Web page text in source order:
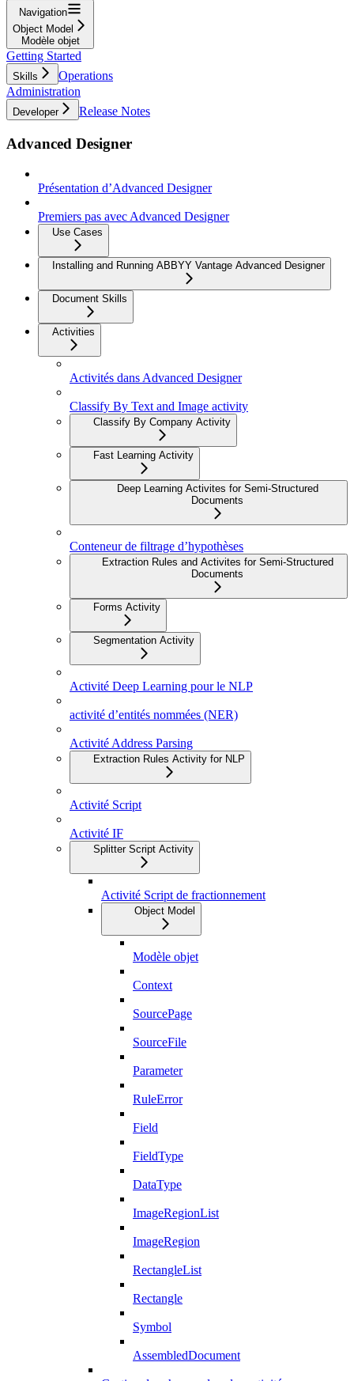
Navigation
Object Model
Modèle objet
Getting Started
Skills
Operations
Administration
Developer Release Notes
Advanced Designer
Présentation d’Advanced Designer
Premiers pas avec Advanced Designer
Use Cases
Installing and Running ABBYY Vantage Advanced Designer
Document Skills
Activities
Activités dans Advanced Designer
Classify By Text and Image activity
Classify By Company Activity
Fast Learning Activity
Deep Learning Activites for Semi-Structured
Documents
Conteneur de filtrage d’hypothèses
Extraction Rules and Activites for Semi-Structured
Documents
Forms Activity
Segmentation Activity
Activité Deep Learning pour le NLP
activité d’entités nommées (NER)
Activité Address Parsing
Extraction Rules Activity for NLP
Activité Script
Activité IF
Splitter Script Activity
Activité Script de fractionnement
Object Model
Modèle objet
Context
SourcePage
SourceFile
Parameter
RuleError
Field
FieldType
DataType
ImageRegionList
ImageRegion
RectangleList
Rectangle
Symbol
AssembledDocument